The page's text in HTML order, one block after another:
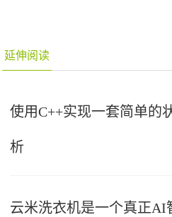
延伸阅读
使用C++实现一套简单
析
云米洗衣机是一个真正AI